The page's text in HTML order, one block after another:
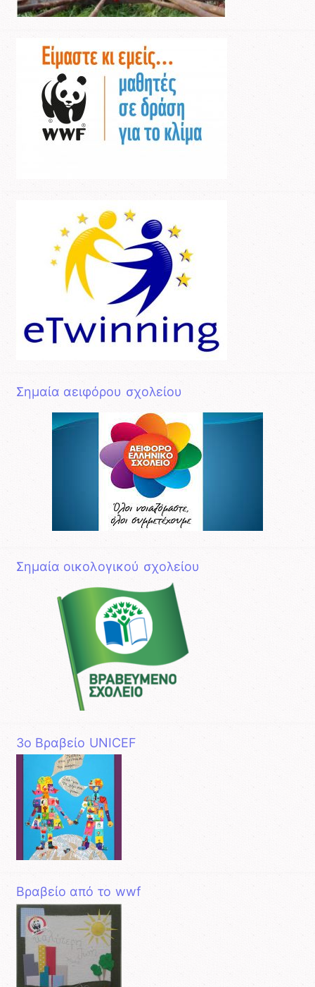
Σημαία αειφόρου σχολείου
Σημαία οικολογικού σχολείου
3o Βραβείο UNICEF
Βραβείο από το wwf